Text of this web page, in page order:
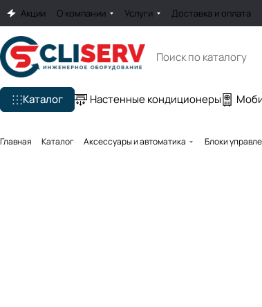
Акции О компании Услуги Доставка и оплата
Каталог Настенные кондиционеры
Главная Каталог Аксессуары и автоматика Блоки